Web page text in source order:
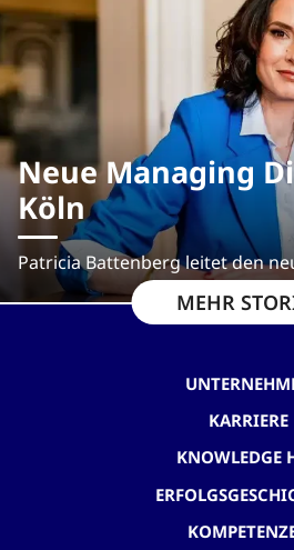
Neue Managing
Köln
Patricia Battenberg leitet den
MEHR
KARRIERE
KNOWLEDGE